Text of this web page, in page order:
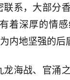
系，大部分
着深厚的情
内地坚强的后
海战、官涌